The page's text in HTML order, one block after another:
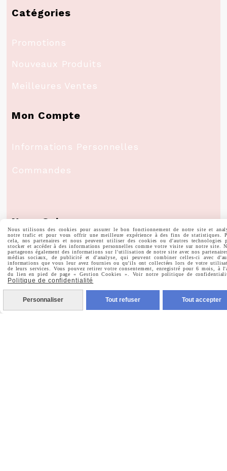
Catégories
Promotions
Nouveaux Produits
Meilleures Ventes
Mon Compte
Informations Personnelles
Commandes
Nous Suivre
Facebook
Instagram
Pinterest
Nous utilisons des cookies pour assurer le bon fonctionnement de notre site et
notre trafic et pour vous offrir une meilleure expérience à des fins de statistiques.
cela, nos partenaires et nous peuvent utiliser des cookies ou d'autres technologies
stocker et accéder à des informations personnelles comme votre visite sur notre site.
partageons également des informations sur l'utilisation de notre site avec nos
médias sociaux, de publicité et d'analyse, qui peuvent combiner celles-ci avec
informations que vous leur avez fournies ou qu'ils ont collectées lors de votre
de leurs services. Vous pouvez retirer votre consentement, enregistré pour 6 mois, à
du lien en pied de page « Gestion Cookies ». Voir notre politique de
Politique de confidentialité
Personnaliser Tout refuser Tout accepter